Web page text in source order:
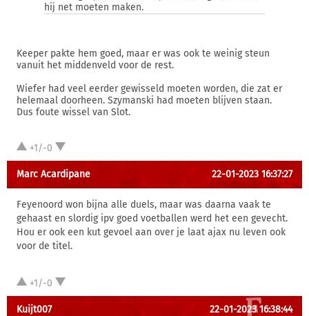
hij net moeten maken.
Keeper pakte hem goed, maar er was ook te weinig steun
vanuit het middenveld voor de rest.
Wiefer had veel eerder gewisseld moeten worden, die zat er
helemaal doorheen. Szymanski had moeten blijven staan.
Dus foute wissel van Slot.
+1/-0
Marc Acardipane 22-01-2023 16:37:27
Feyenoord won bijna alle duels, maar was daarna vaak te
gehaast en slordig ipv goed voetballen werd het een gevecht.
Hou er ook een kut gevoel aan over je laat ajax nu leven ook
voor de titel.
+1/-0
Kuijt007 22-01-2023 16:38:44